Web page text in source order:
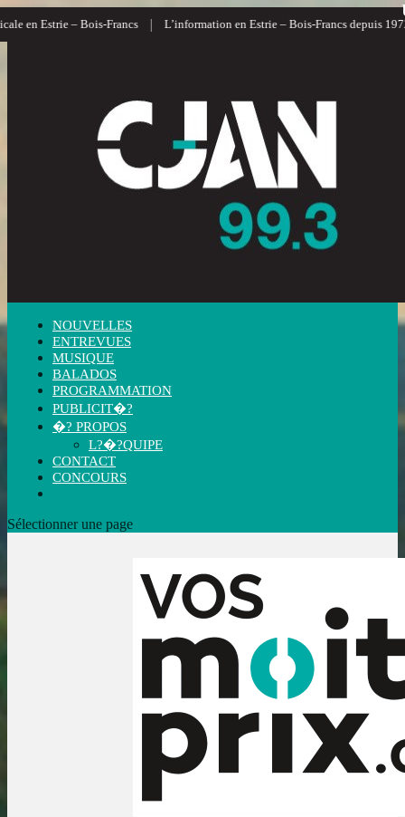
Francs | L’information en Estrie – Bois-Francs depuis 1972 |
NOUVELLES
ENTREVUES
MUSIQUE
BALADOS
PROGRAMMATION
PUBLICIT�?
�? PROPOS
L?�?QUIPE
CONTACT
CONCOURS
Sélectionner une page